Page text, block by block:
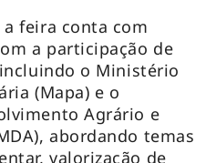
feira conta com
a participação de
o Ministério
(Mapa) e o
Agrário e
abordando temas
valorização de